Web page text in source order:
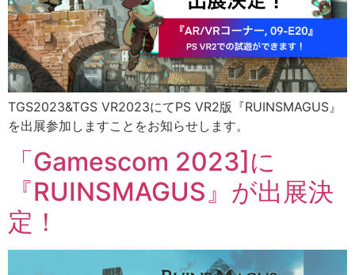
TGS2023&TGS VR2023にてPS VR2版『RUINSMAGUS』
を出展参加しますことをお知らせします。
「Gamescom 2023]に
『RUINSMAGUS』が出展決
定！